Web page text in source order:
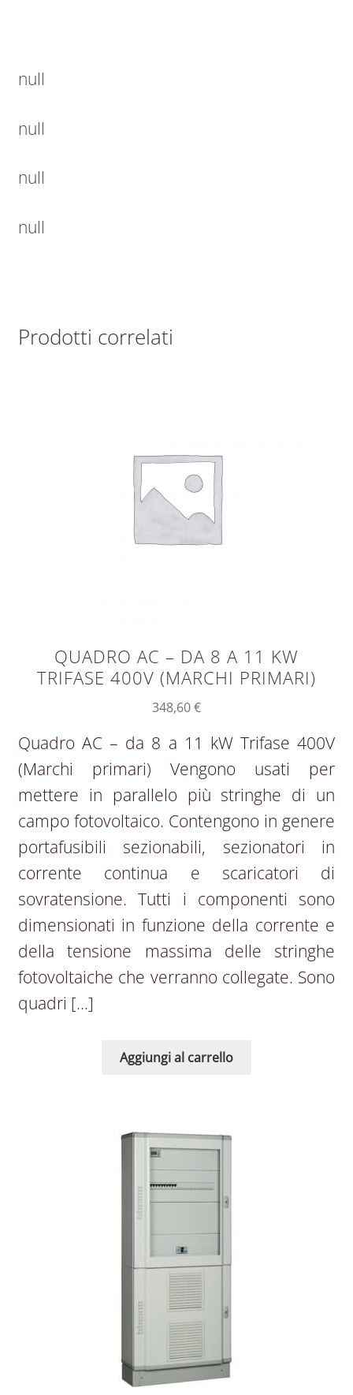
null
null
null
null
Prodotti correlati
QUADRO AC – DA 8 A 11 KW
TRIFASE 400V (MARCHI PRIMARI)
348,60€
Quadro AC – da 8 a 11 kW Trifase 400V
(Marchi primari) Vengono usati per
mettere in parallelo più stringhe di un
campo fotovoltaico. Contengono in genere
portafusibili sezionabili, sezionatori in
corrente continua e scaricatori di
sovratensione. Tutti i componenti sono
dimensionati in funzione della corrente e
della tensione massima delle stringhe
fotovoltaiche che verranno collegate. Sono
quadri […]
Aggiungi al carrello